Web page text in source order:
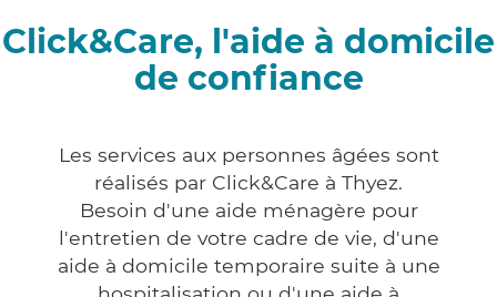
Click&Care, l'aide à domicile
de confiance
Les services aux personnes âgées sont
réalisés par Click&Care à Thyez.
Besoin d'une aide ménagère pour
l'entretien de votre cadre de vie, d'une
aide à domicile temporaire suite à une